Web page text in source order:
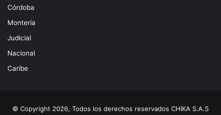
Córdoba
Montería
Judicial
Nacional
Caribe
© Copyright 2026, Todos los derechos reservados CHIKA S.A.S